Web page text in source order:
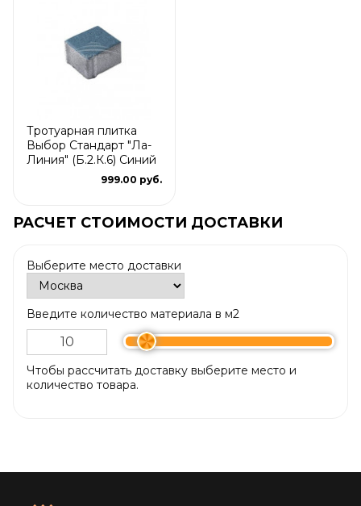
Тротуарная плитка
Выбор Стандарт "Ла-
Линия" (Б.2.К.6) Синий
999.00 руб.
РАСЧЕТ СТОИМОСТИ ДОСТАВКИ
Выберите место доставки
Введите количество материала в м2
Чтобы рассчитать доставку выберите место и
количество товара.